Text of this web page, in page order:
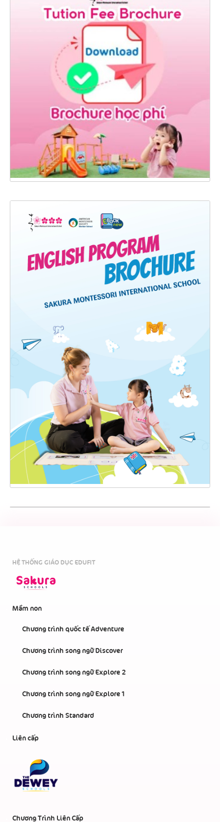
HỆ THỐNG GIÁO DỤC EDUFIT
Mầm non
Chương trình quốc tế Adventure
Chương trình song ngữ Discover
Chương trình song ngữ Explore 2
Chương trình song ngữ Explore 1
Chương trình Standard
Liên cấp
Chương Trình Liên Cấp